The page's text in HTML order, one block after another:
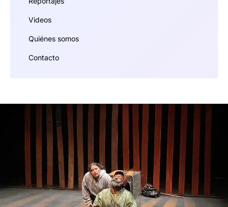
Videos
Quiénes somos
Contacto